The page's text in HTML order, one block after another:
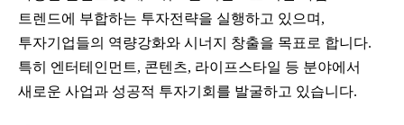
트렌드에 부합하는 투자전략을 실행하고 있으며,
투자기업들의 역량강화와 시너지 창출을 목표로 합니다.
특히 엔터테인먼트, 콘텐츠, 라이프스타일 등 분야에서
새로운 사업과 성공적 투자기회를 발굴하고 있습니다.